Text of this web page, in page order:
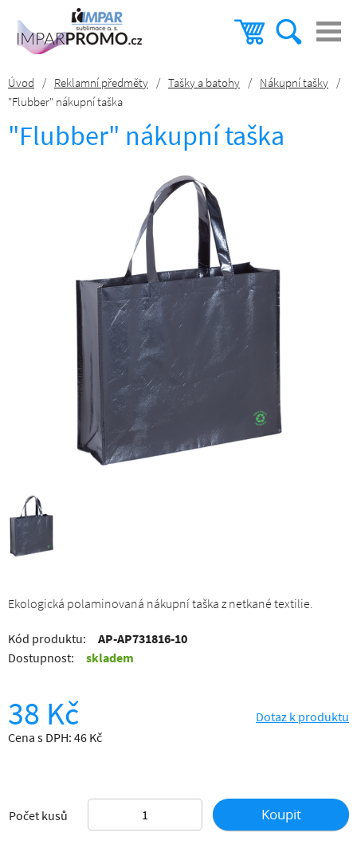
Úvod / Reklamní předměty / Tašky a batohy / Nákupní tašky /
"Flubber" nákupní taška
"Flubber" nákupní taška
Ekologická polaminovaná nákupní taška z netkané textilie.
Kód produktu:
AP-AP731816-10
Dostupnost:
skladem
38 Kč
Cena s DPH: 46 Kč
Dotaz k produktu
Počet kusů Koupit